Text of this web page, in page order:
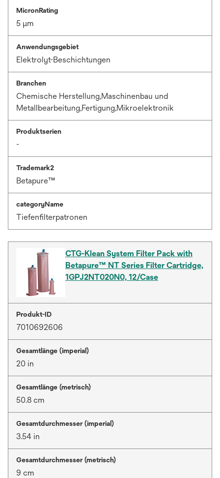
MicronRating
5 μm
Anwendungsgebiet
Elektrolyt-Beschichtungen
Branchen
Chemische Herstellung,Maschinenbau und
Metallbearbeitung,Fertigung,Mikroelektronik
Produktserien
-
Trademark2
Betapure™
categoryName
Tiefenfilterpatronen
CTG-Klean System Filter Pack with
Betapure™ NT Series Filter Cartridge,
1GPJ2NT020N0, 12/Case
Produkt-ID
7010692606
Gesamtlänge (imperial)
20 in
Gesamtlänge (metrisch)
50.8 cm
Gesamtdurchmesser (imperial)
3.54 in
Gesamtdurchmesser (metrisch)
9 cm